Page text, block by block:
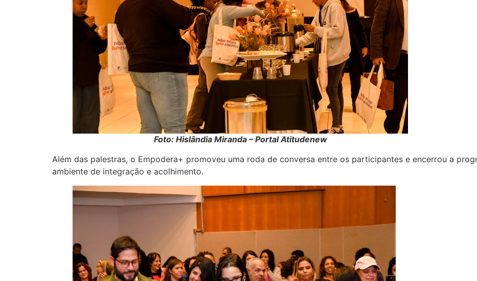
Foto: Hislândia Miranda – Portal Atitudenew
Além das palestras, o Empodera+ promoveu uma roda de conversa entre os participantes e encerrou a
ambiente de integração e acolhimento.